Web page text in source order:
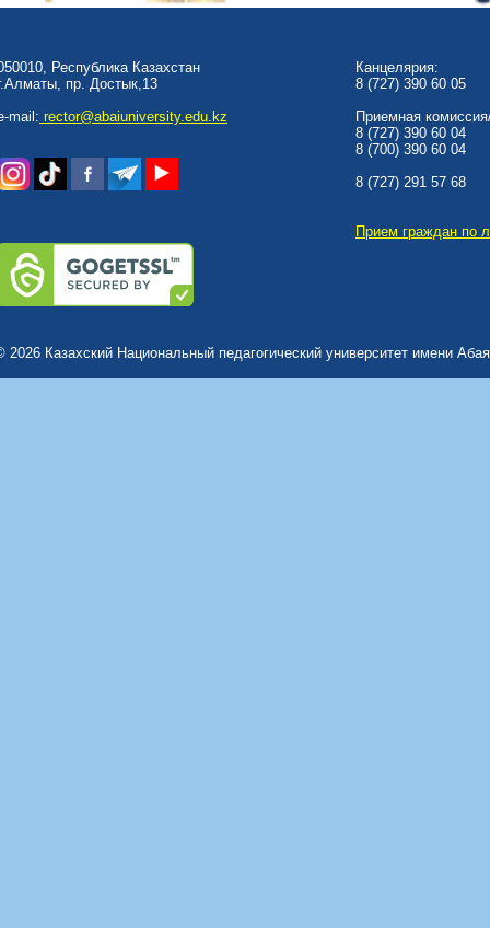
Республика Казахстан
пр. Достык,13
mail: rector@abaiuniversity.edu.kz
Канцелярия:
8 (727) 390 60 05
Приемная
8 (727) 390 60 04
8 (700) 390 60 04
8 (727) 291 57 68
Прием граждан по
2026 Казахский Национальный педагогический университет имени Абая